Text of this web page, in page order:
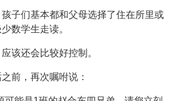
子们基本都和父母选择了住在所里或
数学生走读。
该还会比较好控制。
前，再次嘱咐说：